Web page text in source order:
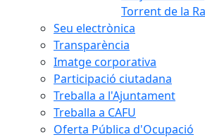
Torrent de la
Seu electrònica
Transparència
Imatge corporativa
Participació ciutadana
Treballa a l'Ajuntament
Treballa a CAFU
Oferta Pública d'Ocupació